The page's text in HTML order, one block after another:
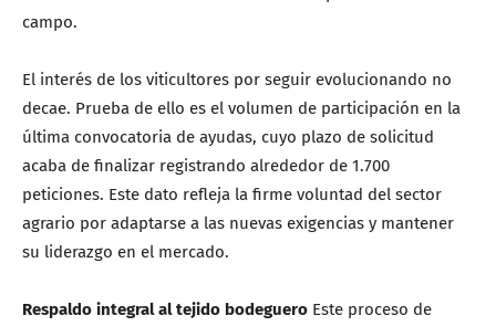
campo.
El interés de los viticultores por seguir evolucionando no
decae. Prueba de ello es el volumen de participación en la
última convocatoria de ayudas, cuyo plazo de solicitud
acaba de finalizar registrando alrededor de 1.700
peticiones. Este dato refleja la firme voluntad del sector
agrario por adaptarse a las nuevas exigencias y mantener
su liderazgo en el mercado.
Respaldo integral al tejido bodeguero Este proceso de